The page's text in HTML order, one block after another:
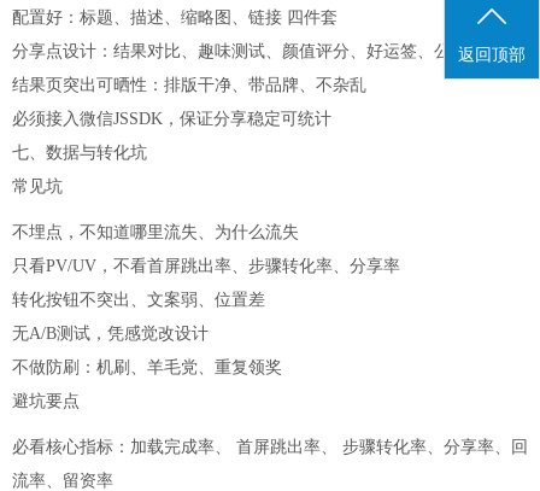
配置好：标题、描述、缩略图、链接 四件套
分享点设计：结果对比、趣味测试、颜值评分、好运签、公益感等
结果页突出可晒性：排版干净、带品牌、不杂乱
必须接入微信JSSDK，保证分享稳定可统计
七、数据与转化坑
常见坑
不埋点，不知道哪里流失、为什么流失
只看PV/UV，不看首屏跳出率、步骤转化率、分享率
转化按钮不突出、文案弱、位置差
无A/B测试，凭感觉改设计
不做防刷：机刷、羊毛党、重复领奖
避坑要点
必看核心指标：加载完成率、 首屏跳出率、 步骤转化率、分享率、回
流率、留资率
返回顶部